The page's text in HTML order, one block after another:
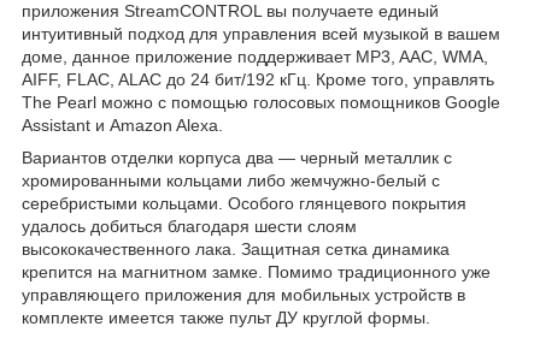
приложения StreamCONTROL вы получаете единый
интуитивный подход для управления всей музыкой в вашем
доме, данное приложение поддерживает MP3, AAC, WMA,
AIFF, FLAC, ALAC до 24 бит/192 кГц. Кроме того, управлять
The Pearl можно с помощью голосовых помощников Google
Assistant и Amazon Alexa.
Вариантов отделки корпуса два — черный металлик с
хромированными кольцами либо жемчужно-белый с
серебристыми кольцами. Особого глянцевого покрытия
удалось добиться благодаря шести слоям
высококачественного лака. Защитная сетка динамика
крепится на магнитном замке. Помимо традиционного уже
управляющего приложения для мобильных устройств в
комплекте имеется также пульт ДУ круглой формы.